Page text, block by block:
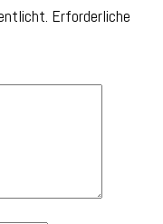
Erforderliche